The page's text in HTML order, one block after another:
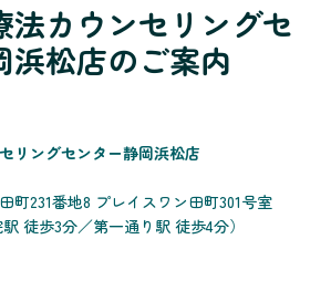
法カウンセリングセ
浜松店のご案内
リングセンター静岡浜松店
町231番地8 プレイスワン田町301号室
徒歩3分／第一通り駅 徒歩4分）